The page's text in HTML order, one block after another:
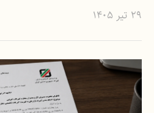
۲۹ تیر ۱۴۰۵